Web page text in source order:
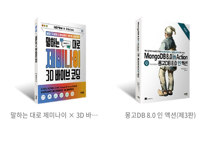
말하는 대로 제미나이 × 3D 바이브 몽고DB 8.0 인 액션(제3판)